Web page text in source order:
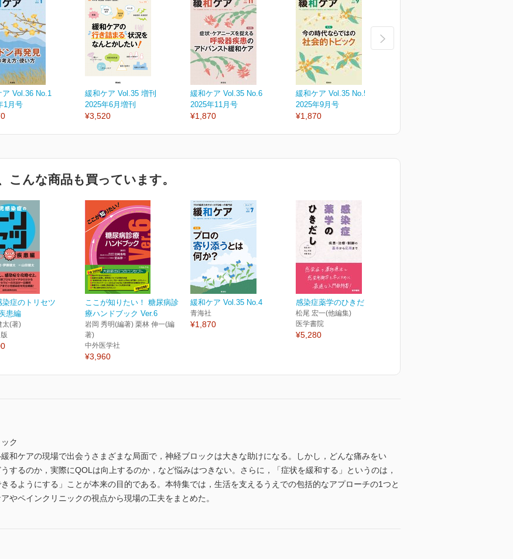
ア Vol.36 No.1
1月号
緩和ケア Vol.35 増刊
2025年6月増刊
¥3,520
緩和ケア Vol.35 No.6
2025年11月号
¥1,870
緩和ケア Vol.35 No.5
2025年9月号
¥1,870
こんな商品も買っています。
染症のトリセツ
患編
太(著)
ここが知りたい！ 糖尿病診
療ハンドブック Ver.6
岩岡 秀明(編著) 栗林 伸一(編
著)
中外医学社
¥3,960
緩和ケア Vol.35 No.4
青海社
¥1,870
感染症薬学のひきだし
松尾 宏一(他編集)
医学書院
¥5,280
ク
和ケアの現場で出会うさまざまな局面で，神経ブロックは大きな助けになる。しかし，どんな痛みをい
するのか，実際にQOLは向上するのか，など悩みはつきない。さらに，「症状を緩和する」というのは，
るようにする」ことが本来の目的である。本特集では，生活を支えるうえでの包括的なアプローチの1つと
やペインクリニックの視点から現場の工夫をまとめた。